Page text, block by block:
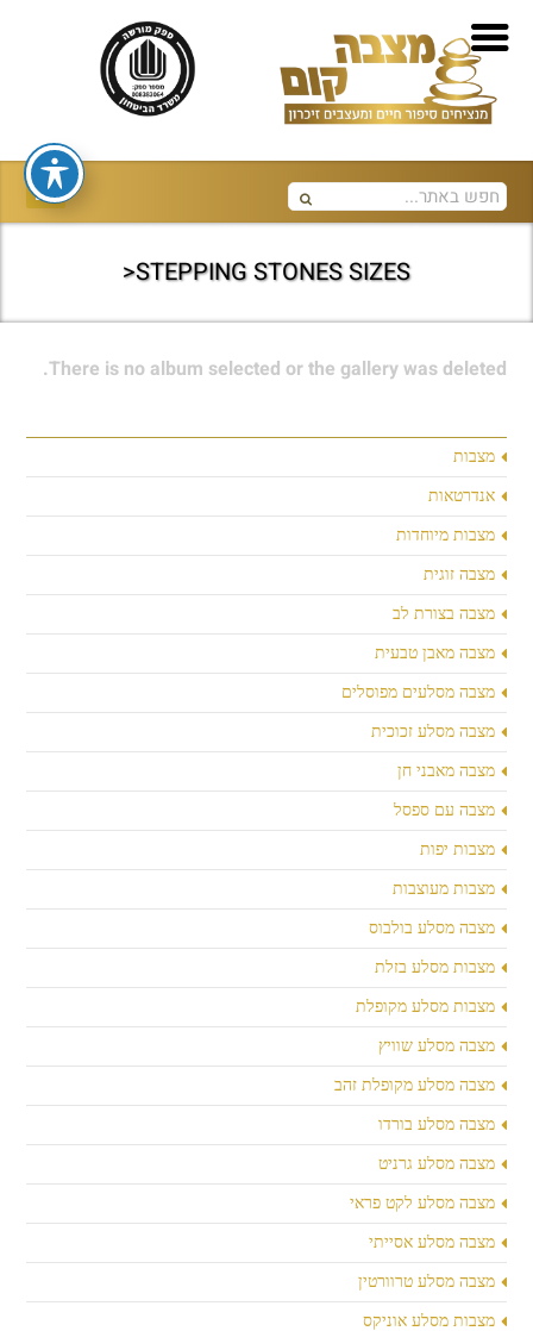
STEPPING STONES SIZES<
מצבות
אנדרטאות
מצבות מיוחדות
מצבה זוגית
מצבה בצורת לב
מצבה מאבן טבעית
מצבה מסלעים מפוסלים
מצבה מסלע זכוכית
מצבה מאבני חן
מצבה עם ספסל
מצבות יפות
מצבות מעוצבות
מצבה מסלע בולבוס
מצבות מסלע בזלת
מצבות מסלע מקופלת
מצבה מסלע שוויץ
מצבה מסלע מקופלת זהב
מצבה מסלע בורדו
מצבה מסלע גרניט
מצבה מסלע לקט פראי
מצבה מסלע אסייתי
מצבה מסלע טרוורטין
מצבות מסלע אוניקס
There is no album selected or the gallery was deleted.